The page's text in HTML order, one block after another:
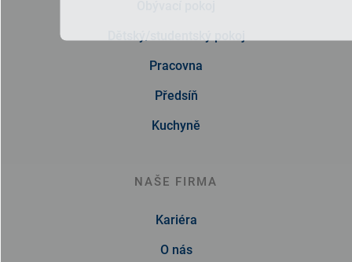
Pracovna
Předsíň
Kuchyně
NAŠE FIRMA
Kariéra
O nás